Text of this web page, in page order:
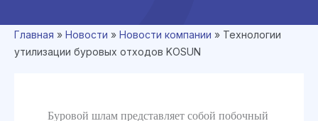
Главная » Новости » Новости компании » Технологии
утилизации буровых отходов KOSUN
Буровой шлам представляет собой побочный